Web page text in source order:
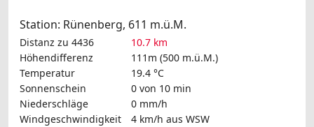
Station: Rünenberg, 611 m.ü.M.
Distanz zu 4436
10.7 km
Höhendifferenz
111m (500 m.ü.M.)
Temperatur
19.4 °C
Sonnenschein
0 von 10 min
Niederschläge
0 mm/h
Windgeschwindigkeit
4 km/h aus WSW